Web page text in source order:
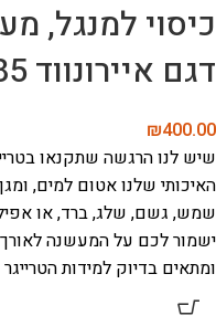
כיסוי למנגל,
דגם איירונווד 885
₪400.00
שיש לנו הרגשה שתקנאו
האיכותי שלנו אטום למים,
שמש, גשם, שלג, ברד, או
ישמור לכם על המעשנה
ומתאים בדיוק למידות